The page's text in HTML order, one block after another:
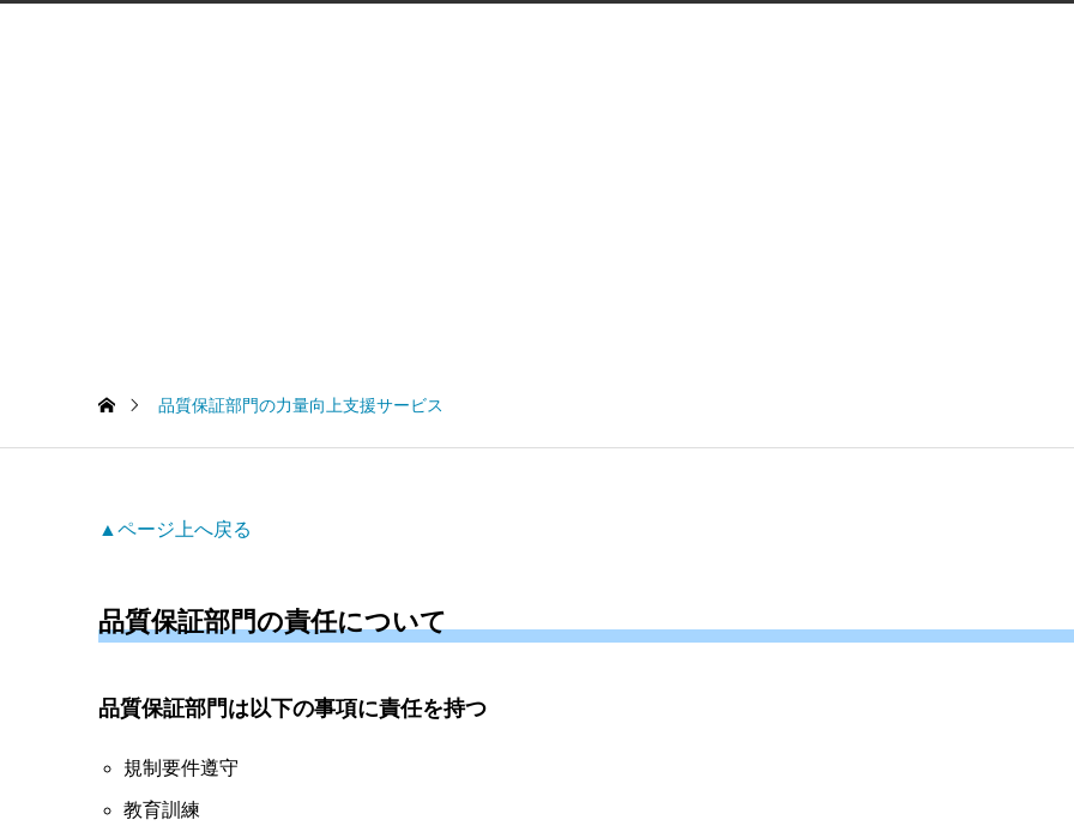
品質保証部門の力量向上支援サービス
▲ページ上へ戻る
品質保証部門の責任について
品質保証部門は以下の事項に責任を持つ
規制要件遵守
教育訓練